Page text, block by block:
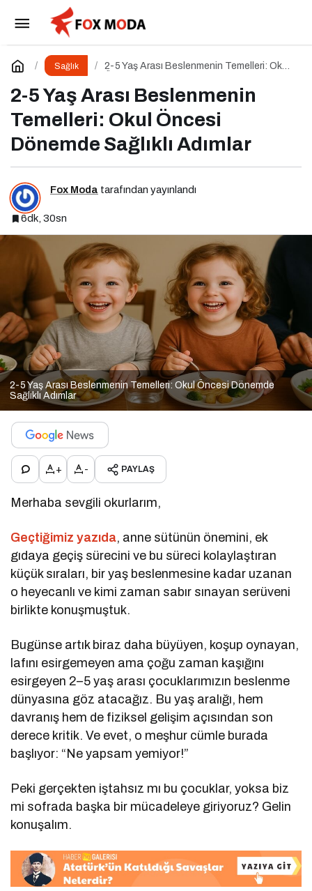
Sağlık
2-5 Yaş Arası Beslenmenin Temelleri: Okul
2-5 Yaş Arası Beslenmenin
Temelleri: Okul Öncesi
Dönemde Sağlıklı Adımlar
Fox Moda tarafından yayınlandı
6dk, 30sn
2-5 Yaş Arası Beslenmenin Temelleri: Okul Öncesi Dönemde
Sağlıklı Adımlar
+ - PAYLAŞ
Merhaba sevgili okurlarım,
Geçtiğimiz yazıda, anne sütünün önemini, ek
gıdaya geçiş sürecini ve bu süreci kolaylaştıran
küçük sıraları, bir yaş beslenmesine kadar uzanan
o heyecanlı ve kimi zaman sabır sınayan serüveni
birlikte konuşmuştuk.
Bugünse artık biraz daha büyüyen, koşup oynayan,
lafını esirgemeyen ama çoğu zaman kaşığını
esirgeyen 2–5 yaş arası çocuklarımızın beslenme
dünyasına göz atacağız. Bu yaş aralığı, hem
davranış hem de fiziksel gelişim açısından son
derece kritik. Ve evet, o meşhur cümle burada
başlıyor: “Ne yapsam yemiyor!”
Peki gerçekten iştahsız mı bu çocuklar, yoksa biz
mi sofrada başka bir mücadeleye giriyoruz? Gelin
konuşalım.
Ek Gıdaya Geçişi Kolaylaştıran Küçük Sırlar
Yorum Yap